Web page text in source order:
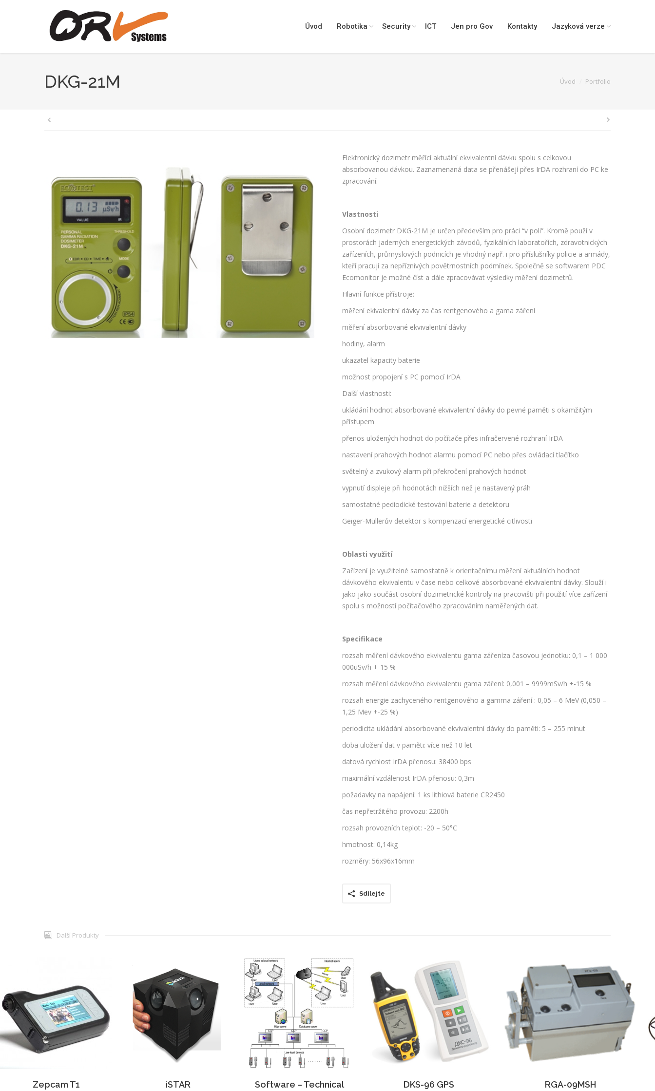
Úvod Robotika Security ICT Jen pro Gov Kontakty Jazyková verze
DKG-21M Úvod Portfolio
Elektronický dozimetr měřící aktuální ekvivalentní dávku spolu s celkovou
absorbovanou dávkou. Zaznamenaná data se přenášejí přes IrDA rozhraní do PC ke
zpracování.
Vlastnosti
Osobní dozimetr DKG-21M je určen především pro práci “v poli”. Kromě použí v
prostorách jaderných energetických závodů, fyzikálních laboratořích, zdravotnických
zařízeních, průmyslových podnicích je vhodný např. i pro příslušníky policie a armády,
kteří pracují za nepříznivých povětrnostních podmínek. Společně se softwarem PDC
Ecomonitor je možné číst a dále zpracovávat výsledky měření dozimetrů.
Hlavní funkce přístroje:
měření ekivalentní dávky za čas rentgenového a gama záření
měření absorbované ekvivalentní dávky
hodiny, alarm
ukazatel kapacity baterie
možnost propojení s PC pomocí IrDA
Další vlastnosti:
ukládání hodnot absorbované ekvivalentní dávky do pevné paměti s okamžitým
přístupem
přenos uložených hodnot do počítače přes infračervené rozhraní IrDA
nastavení prahových hodnot alarmu pomocí PC nebo přes ovládací tlačítko
světelný a zvukový alarm při překročení prahových hodnot
vypnutí displeje při hodnotách nižších než je nastavený práh
samostatné pediodické testování baterie a detektoru
Geiger-Müllerův detektor s kompenzací energetické citlivosti
Oblasti využití
Zařízení je využitelné samostatně k orientačnímu měření aktuálních hodnot
dávkového ekvivalentu v čase nebo celkové absorbované ekvivalentní dávky. Slouží i
jako jako součást osobní dozimetrické kontroly na pracovišti při použití více zařízení
spolu s možností počítačového zpracováním naměřených dat.
Specifikace
rozsah měření dávkového ekvivalentu gama zářeníza časovou jednotku: 0,1 – 1 000
000uSv/h +-15 %
rozsah měření dávkového ekvivalentu gama záření: 0,001 – 9999mSv/h +-15 %
rozsah energie zachyceného rentgenového a gamma záření : 0,05 – 6 MeV (0,050 –
1,25 Mev +-25 %)
periodicita ukládání absorbované ekvivalentní dávky do paměti: 5 – 255 minut
doba uložení dat v paměti: více než 10 let
datová rychlost IrDA přenosu: 38400 bps
maximální vzdálenost IrDA přenosu: 0,3m
požadavky na napájení: 1 ks lithiová baterie CR2450
čas nepřetržitého provozu: 2200h
rozsah provozních teplot: -20 – 50°C
hmotnost: 0,14kg
rozměry: 56x96x16mm
Sdílejte
Další Produkty
Zepcam T1 iSTAR Software – Technical DKS-96 GPS RGA-09MSH